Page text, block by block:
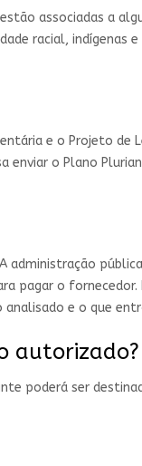
associadas a
racial, indígenas
e o Projeto de
o Plano
administração
pagar o
analisado e o que
autorizado?
poderá ser